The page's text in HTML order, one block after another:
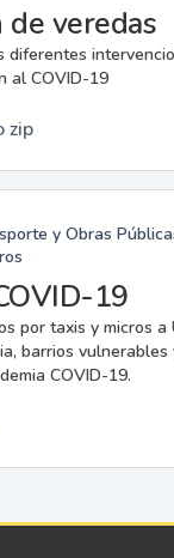
veredas
diferentes
al COVID-19
zip
y Obras
19
por taxis y micros a
barrios
COVID-19.